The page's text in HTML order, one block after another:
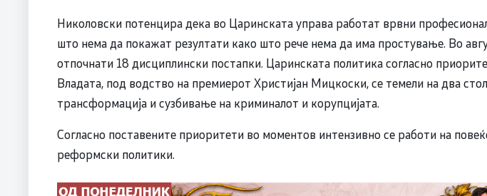
Николовски потенцира дека во Царинската управа работат врвни
што нема да покажат резултати како што рече нема да има простување. Во
отпочнати 18 дисциплински постапки. Царинската политика согласно
Владата, под водство на премиерот Христијан Мицкоски, се темели на два
трансформација и сузбивање на криминалот и корупцијата.
Согласно поставените приоритети во моментов интензивно се работи на
реформски политики.